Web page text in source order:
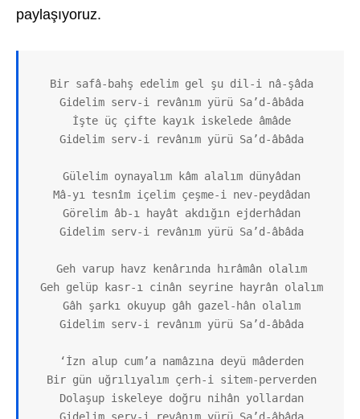
paylaşıyoruz.
Bir safâ-bahş edelim gel şu dil-i nâ-şâda
Gidelim serv-i revânım yürü Sa’d-âbâda
İşte üç çifte kayık iskelede âmâde
Gidelim serv-i revânım yürü Sa’d-âbâda
Gülelim oynayalım kâm alalım dünyâdan
Mâ-yı tesnîm içelim çeşme-i nev-peydâdan
Görelim âb-ı hayât akdığın ejderhâdan
Gidelim serv-i revânım yürü Sa’d-âbâda
Geh varup havz kenârında hırâmân olalım
Geh gelüp kasr-ı cinân seyrine hayrân olalım
Gâh şarkı okuyup gâh gazel-hân olalım
Gidelim serv-i revânım yürü Sa’d-âbâda
‘İzn alup cum’a namâzına deyü mâderden
Bir gün uğrılıyalım çerh-i sitem-perverden
Dolaşup iskeleye doğru nihân yollardan